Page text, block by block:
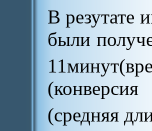
В резутате
были
(средняя